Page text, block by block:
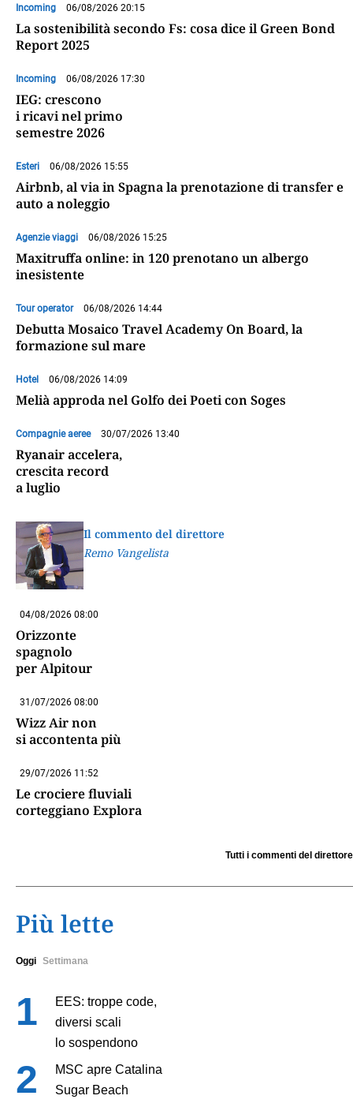
Incoming 06/08/2026 20:15
La sostenibilità secondo Fs: cosa dice il Green Bond
Report 2025
Incoming 06/08/2026 17:30
IEG: crescono
i ricavi nel primo
semestre 2026
Esteri 06/08/2026 15:55
Airbnb, al via in Spagna la prenotazione di transfer e
auto a noleggio
Agenzie viaggi 06/08/2026 15:25
Maxitruffa online: in 120 prenotano un albergo
inesistente
Tour operator 06/08/2026 14:44
Debutta Mosaico Travel Academy On Board, la
formazione sul mare
Hotel 06/08/2026 14:09
Melià approda nel Golfo dei Poeti con Soges
Compagnie aeree 30/07/2026 13:40
Ryanair accelera,
crescita record
a luglio
Il commento del direttore
Remo Vangelista
04/08/2026 08:00
Orizzonte
spagnolo
per Alpitour
31/07/2026 08:00
Wizz Air non
si accontenta più
29/07/2026 11:52
Le crociere fluviali
corteggiano Explora
Tutti i commenti del direttore
Più lette
Oggi Settimana
EES: troppe code,
diversi scali
lo sospendono
MSC apre Catalina
Sugar Beach